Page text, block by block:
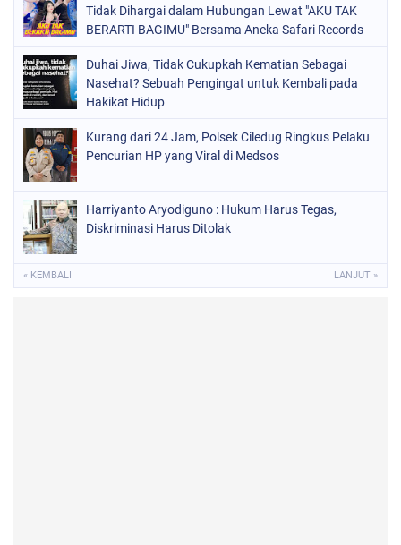
Tidak Dihargai dalam Hubungan Lewat "AKU TAK
BERARTI BAGIMU" Bersama Aneka Safari Records
Duhai Jiwa, Tidak Cukupkah Kematian Sebagai
Nasehat? Sebuah Pengingat untuk Kembali pada
Hakikat Hidup
Kurang dari 24 Jam, Polsek Ciledug Ringkus Pelaku
Pencurian HP yang Viral di Medsos
Harriyanto Aryodiguno : Hukum Harus Tegas,
Diskriminasi Harus Ditolak
« KEMBALI LANJUT »